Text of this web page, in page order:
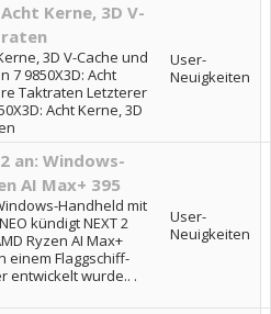
Kerne, 3D V-
3D V-Cache und
7 9850X3D: Acht
Taktraten Letzterer
Acht Kerne, 3D
User-
Neuigkeiten
an: Windows-
AI Max+ 395
Handheld mit
kündigt NEXT 2
Ryzen AI Max+
einem Flaggschiff-
entwickelt wurde.. .
User-
Neuigkeiten